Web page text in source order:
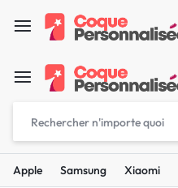
Apple Samsung Xiaomi